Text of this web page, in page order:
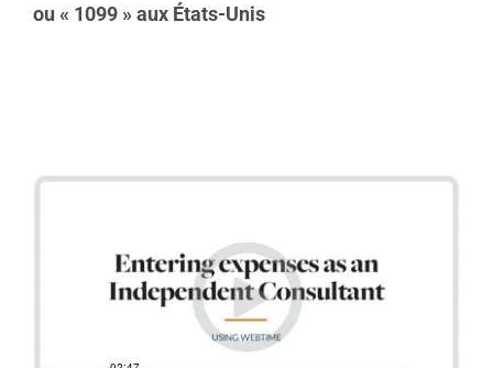
ou « 1099 » aux États-Unis